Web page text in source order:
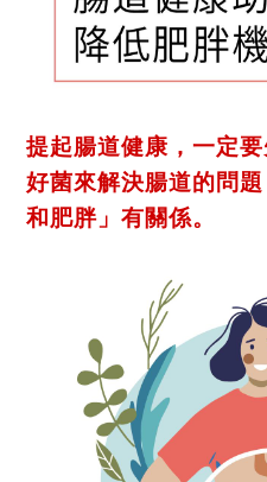
提起腸道健康，一定
好菌來解決腸道的問題
和肥胖」有關係。